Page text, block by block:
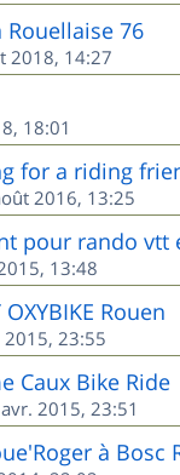
Rouellaise 76
2018, 14:27
18:01
for a riding
2016, 13:25
pour rando vtt
13:48
Rouen
23:55
Caux Bike Ride
2015, 23:51
à Bosc